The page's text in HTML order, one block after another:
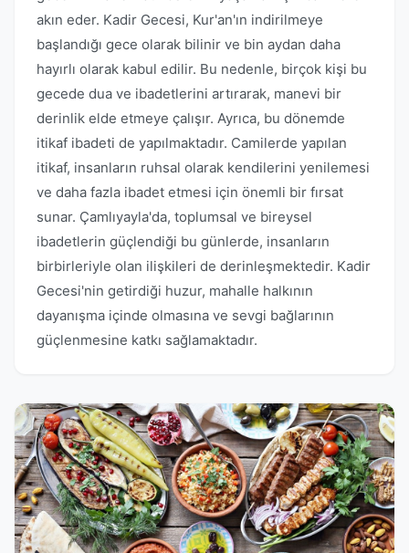
akın eder. Kadir Gecesi, Kur'an'ın indirilmeye
başlandığı gece olarak bilinir ve bin aydan daha
hayırlı olarak kabul edilir. Bu nedenle, birçok kişi bu
gecede dua ve ibadetlerini artırarak, manevi bir
derinlik elde etmeye çalışır. Ayrıca, bu dönemde
itikaf ibadeti de yapılmaktadır. Camilerde yapılan
itikaf, insanların ruhsal olarak kendilerini yenilemesi
ve daha fazla ibadet etmesi için önemli bir fırsat
sunar. Çamlıyayla'da, toplumsal ve bireysel
ibadetlerin güçlendiği bu günlerde, insanların
birbirleriyle olan ilişkileri de derinleşmektedir. Kadir
Gecesi'nin getirdiği huzur, mahalle halkının
dayanışma içinde olmasına ve sevgi bağlarının
güçlenmesine katkı sağlamaktadır.